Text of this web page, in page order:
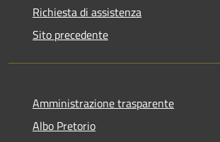
Richiesta di assistenza
Sito precedente
Amministrazione trasparente
Albo Pretorio